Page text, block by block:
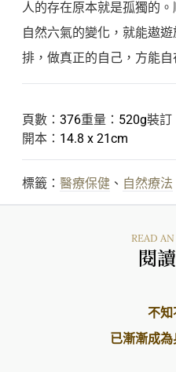
人的存在原本就是孤獨的
自然六氣的變化，就能遨
排，做真正的自己，方能自
頁數： 376重量： 520g裝訂
開本： 14.8 x 21cm
標籤： 醫療保健 、 自然療法
READ
閱
不
已漸漸成